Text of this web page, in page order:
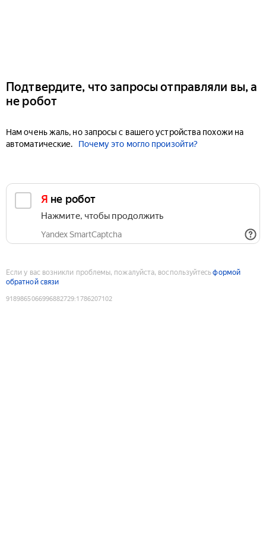
Подтвердите, что запросы отправляли вы, а
не робот
Нам очень жаль, но запросы с вашего устройства похожи на
автоматические.
Почему это могло произойти?
Я не робот
Нажмите, чтобы продолжить
Yandex SmartCaptcha
Если у вас возникли проблемы, пожалуйста, воспользуйтесьформой
обратной связи
9189865066996882729:1786207102